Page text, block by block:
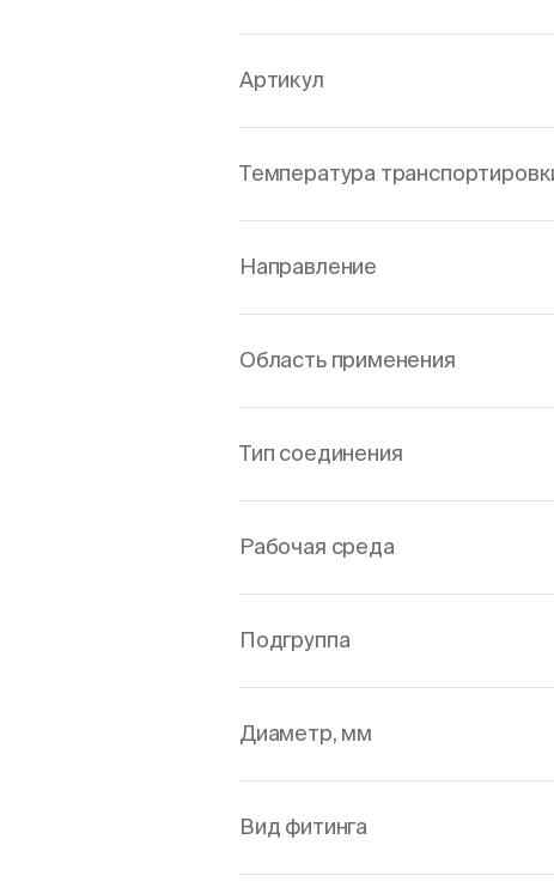
Артикул
Температура
Направление
Область применения
Тип соединения
Рабочая среда
Подгруппа
Диаметр, мм
Вид фитинга